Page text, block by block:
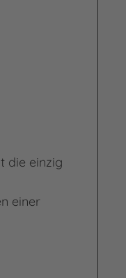
die einzig
einer